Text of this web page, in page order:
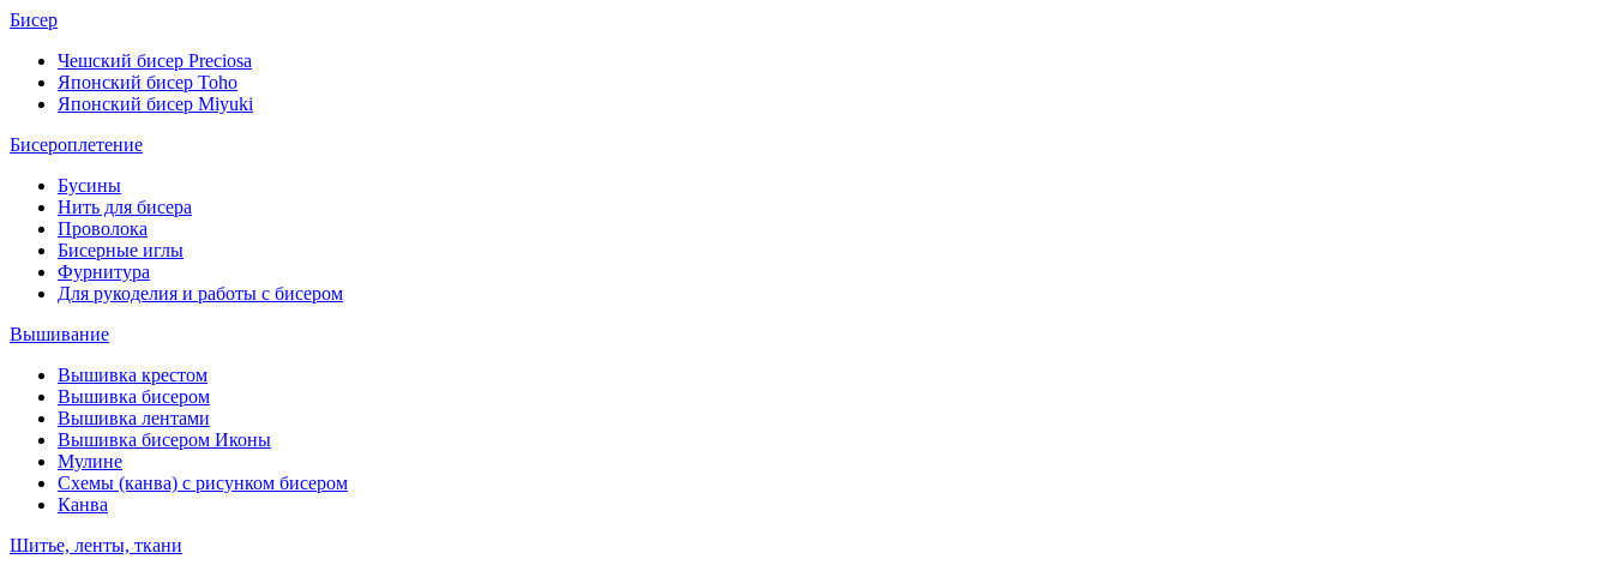
Бисер
Чешский бисер Preciosa
Японский бисер Toho
Японский бисер Miyuki
Бисероплетение
Бусины
Нить для бисера
Проволока
Бисерные иглы
Фурнитура
Для рукоделия и работы с бисером
Вышивание
Вышивка крестом
Вышивка бисером
Вышивка лентами
Вышивка бисером Иконы
Мулине
Схемы (канва) с рисунком бисером
Канва
Шитье, ленты, ткани